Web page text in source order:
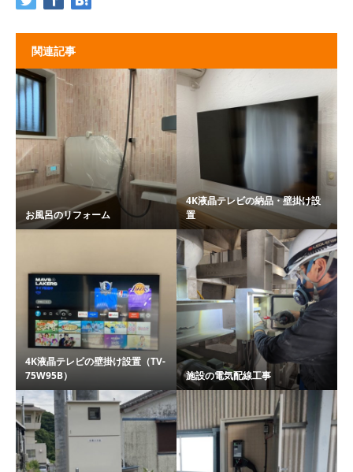
関連記事
お風呂のリフォーム
4K液晶テレビの納品・壁掛け設
置
4K液晶テレビの壁掛け設置（TV-
75W95B）
施設の電気配線工事